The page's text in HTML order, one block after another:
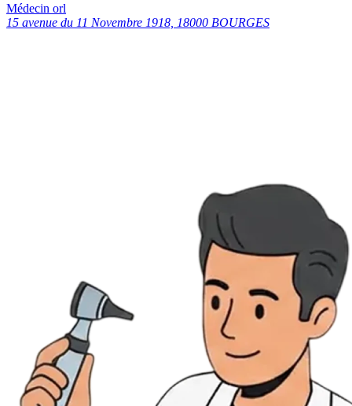
Médecin orl
15 avenue du 11 Novembre 1918, 18000 BOURGES